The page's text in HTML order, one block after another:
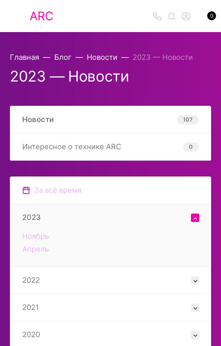
ARC 0
Главная Блог Новости 2023 — Новости
2023 — Новости
Новости 107
Интересное о технике ARC 0
За всё время
2023
Ноябрь
Апрель
2022
2021
2020